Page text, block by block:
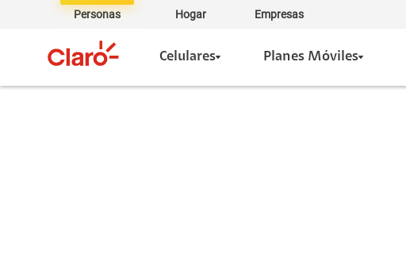
Personas Hogar Empresas
Celulares Planes Móviles